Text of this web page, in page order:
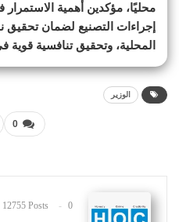
محليًا، مؤكدين أهمية
إجراءات التصنيع لضمان تحقيق
المحلية، وتحقيق تنافسية قوية
الوزير
0
12755 Posts 0